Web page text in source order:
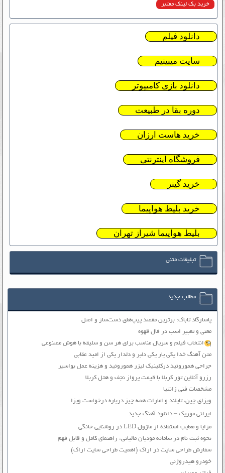
خرید بک لینک معتبر
دانلود فیلم
سایت میبینیم
دانلود بازی کامیپوتر
دوره بقا در طبیعت
خرید هاست ارزان
فروشگاه اینترنتی
خرید گینر
خرید بلیط هواپیما
بلیط هواپیما شیراز تهران
تبلیغات متنی
مطالب جدید
پاسارگاد تاباک: برترین مقصد پیپ‌های دست‌ساز و اصل
معنی و تعبیر اسب در فال قهوه
انتخاب فیلم و سریال مناسب برای هر سن و سلیقه با هوش مصنوعی
متن آهنگ خدا یکی یار یکی دلبر و دلدار یکی از امید عقابی
جراحی هموروئید درکلینیک لیزر هموروئید و هزینه عمل بواسیر
رزرو آنلاین تور کربلا با قیمت پرواز نجف و هتل کربلا
مشخصات فنی زانتیا
ویزای چین، تایلند و امارات همه چیز درباره درخواست ویزا
ایرانی موزیک – دانلود آهنگ جدید
مزایا و معایب استفاده از ماژول LED در روشنایی خانگی
نحوه ثبت نام در سامانه مودیان مالیاتی: راهنمای کامل و قابل فهم
سفارش طراحی سایت در اراک (اهمیت طراحی سایت اراک)
خودرو هیدروژنی